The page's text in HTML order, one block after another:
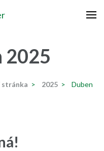
2025
stránka > 2025 > Duben